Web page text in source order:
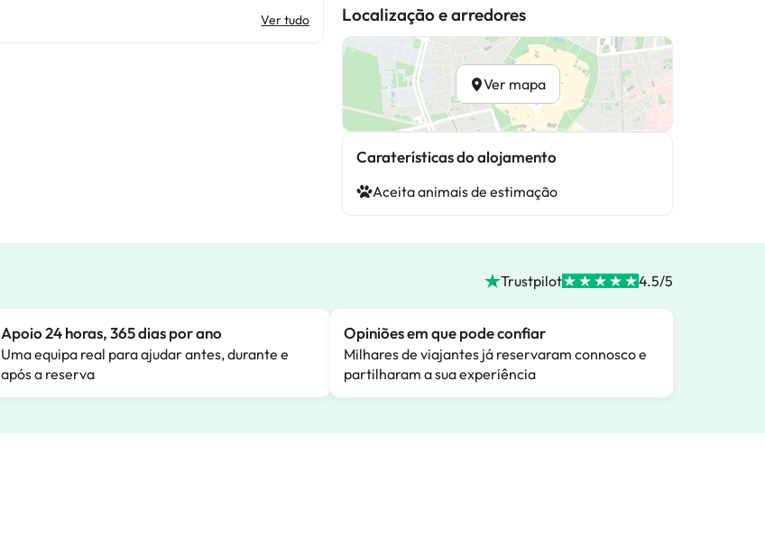
Ver tudo Localização e arredores
Ver mapa
Caraterísticas do alojamento
Aceita animais de estimação
Trustpilot 4.5/5
Apoio 24 horas, 365 dias por ano
Uma equipa real para ajudar antes, durante e
após a reserva
Opiniões em que pode confiar
Milhares de viajantes já reservaram connosco e
partilharam a sua experiência